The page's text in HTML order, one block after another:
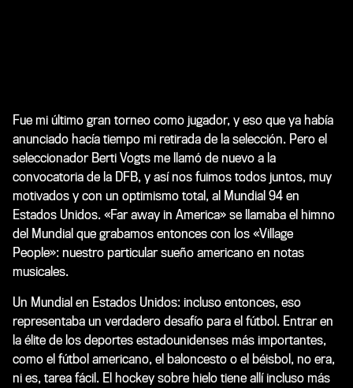
Fue mi último gran torneo como jugador, y eso que ya había
anunciado hacía tiempo mi retirada de la selección. Pero el
seleccionador Berti Vogts me llamó de nuevo a la
convocatoria de la DFB, y así nos fuimos todos juntos, muy
motivados y con un optimismo total, al Mundial 94 en
Estados Unidos. «Far away in America» se llamaba el himno
del Mundial que grabamos entonces con los «Village
People»: nuestro particular sueño americano en notas
musicales.
Un Mundial en Estados Unidos: incluso entonces, eso
representaba un verdadero desafío para el fútbol. Entrar en
la élite de los deportes estadounidenses más importantes,
como el fútbol americano, el baloncesto o el béisbol, no era,
ni es, tarea fácil. El hockey sobre hielo tiene allí incluso más